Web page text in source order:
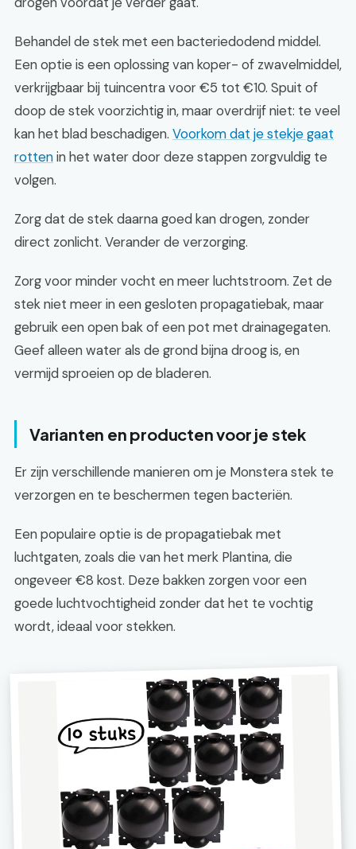
Behandel de stek met een bacteriedodend middel.
Een optie is een oplossing van koper- of zwavelmiddel,
verkrijgbaar bij tuincentra voor €5 tot €10. Spuit of
doop de stek voorzichtig in, maar overdrijf niet: te veel
kan het blad beschadigen. Voorkom dat je stekje gaat
rottenin het water door deze stappen zorgvuldig te
volgen.
Zorg dat de stek daarna goed kan drogen, zonder
direct zonlicht. Verander de verzorging.
Zorg voor minder vocht en meer luchtstroom. Zet de
stek niet meer in een gesloten propagatiebak, maar
gebruik een open bak of een pot met drainagegaten.
Geef alleen water als de grond bijna droog is, en
vermijd sproeien op de bladeren.
Varianten en producten voor je stek
Er zijn verschillende manieren om je Monstera stek te
verzorgen en te beschermen tegen bacteriën.
Een populaire optie is de propagatiebak met
luchtgaten, zoals die van het merk Plantina, die
ongeveer €8 kost. Deze bakken zorgen voor een
goede luchtvochtigheid zonder dat het te vochtig
wordt, ideaal voor stekken.